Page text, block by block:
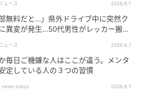
立ちました。
ュース 2026.8.7
部無料だと…」県外ドライブ中に突然ク
異変が発生…50代男性がレッカー搬送
ュース 2026.8.7
毎日ご機嫌な人はここが違う。メンタ
定している人の３つの習慣
news tokyo 2026.8.7